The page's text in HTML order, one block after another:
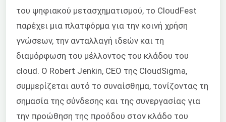
του ψηφιακού μετασχηματισμού, το CloudFest
παρέχει μια πλατφόρμα για την κοινή χρήση
γνώσεων, την ανταλλαγή ιδεών και τη
διαμόρφωση του μέλλοντος του κλάδου του
cloud. Ο Robert Jenkin, CEO της CloudSigma,
συμμερίζεται αυτό το συναίσθημα, τονίζοντας τη
σημασία της σύνδεσης και της συνεργασίας για
την προώθηση της προόδου στον κλάδο του